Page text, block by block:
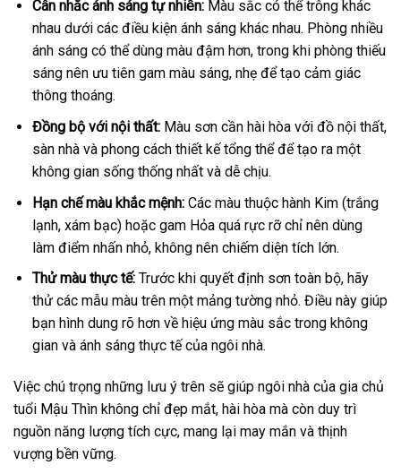
Cân nhắc ánh sáng tự nhiên:Màu sắc có thể trông khác
nhau dưới các điều kiện ánh sáng khác nhau. Phòng nhiều
ánh sáng có thể dùng màu đậm hơn, trong khi phòng thiếu
sáng nên ưu tiên gam màu sáng, nhẹ để tạo cảm giác
thông thoáng.
Đồng bộ với nội thất:Màu sơn cần hài hòa với đồ nội thất,
sàn nhà và phong cách thiết kế tổng thể để tạo ra một
không gian sống thống nhất và dễ chịu.
Hạn chế màu khắc mệnh:Các màu thuộc hành Kim (trắng
lạnh, xám bạc) hoặc gam Hỏa quá rực rỡ chỉ nên dùng
làm điểm nhấn nhỏ, không nên chiếm diện tích lớn.
Thử màu thực tế:Trước khi quyết định sơn toàn bộ, hãy
thử các mẫu màu trên một mảng tường nhỏ. Điều này giúp
bạn hình dung rõ hơn về hiệu ứng màu sắc trong không
gian và ánh sáng thực tế của ngôi nhà.
Việc chú trọng những lưu ý trên sẽ giúp ngôi nhà của gia chủ
tuổi Mậu Thìn không chỉ đẹp mắt, hài hòa mà còn duy trì
nguồn năng lượng tích cực, mang lại may mắn và thịnh
vượng bền vững.